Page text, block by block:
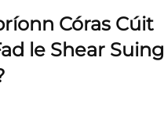
Córas Cúit
le Shear Suing